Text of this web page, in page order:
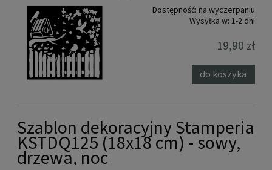
Dostępność: na wyczerpaniu
Wysyłka w: 1-2 dni
19,90 zł
do koszyka
Szablon dekoracyjny Stamperia
KSTDQ125 (18x18 cm) - sowy,
drzewa, noc